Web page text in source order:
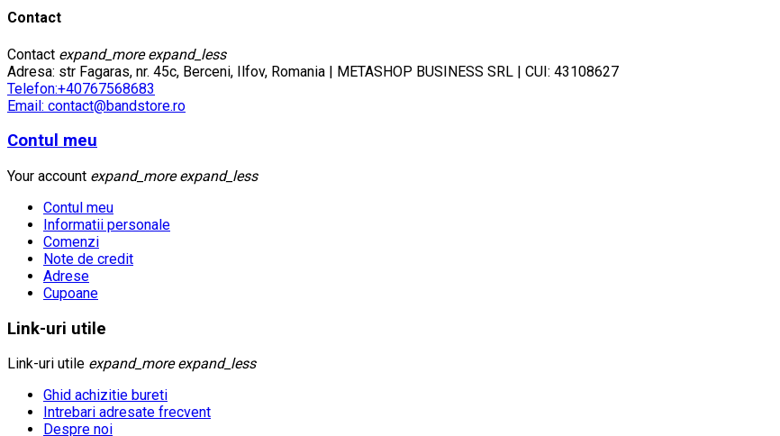
Contact
Contact expand_more expand_less
Adresa: str Fagaras, nr. 45c, Berceni, Ilfov, Romania | METASHOP BUSINESS SRL | CUI: 43108627
Telefon:+40767568683
Email: contact@bandstore.ro
Contul meu
Your account expand_more expand_less
Contul meu
Informatii personale
Comenzi
Note de credit
Adrese
Cupoane
Link-uri utile
Link-uri utile expand_more expand_less
Ghid achizitie bureti
Intrebari adresate frecvent
Despre noi